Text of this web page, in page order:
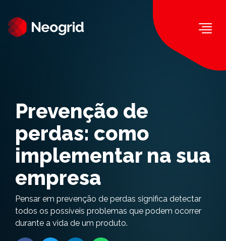
Prevenção de
perdas: como
implementar na sua
empresa
Pensar em prevenção de perdas significa detectar
todos os possíveis problemas que podem ocorrer
durante a vida de um produto.